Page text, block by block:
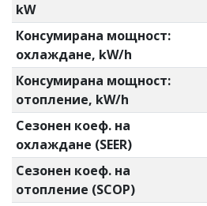
kW
Консумирана мощност:
охлаждане, kW/h
Консумирана мощност:
отопление, kW/h
Сезонен коеф. на
охлаждане (SEER)
Сезонен коеф. на
отопление (SCOP)